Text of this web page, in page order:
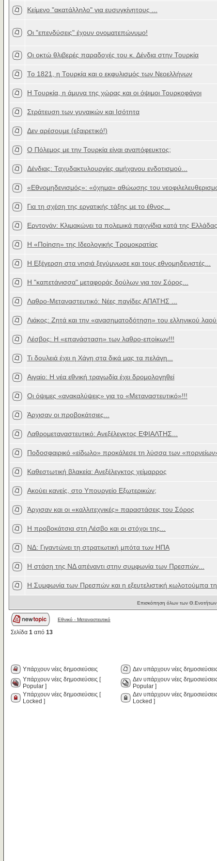
Κείμενο "ακατάλληλο" για ευσυγκίνητους ...
Οι "επενδύσεις" έχουν ονοματεπώνυμο!
Οι οκτώ θλιβερές παραδοχές του κ. Δένδια στην Τουρκία
Το 1821, η Τουρκία και ο εκφυλισμός των Νεοελλήνων
Η Τουρκία, η άμυνα της χώρας και οι όψιμοι Τουρκοφάγοι
Στράτευση των γυναικών και Ισότητα
Δεν αρέσουμε (εξαιρετικό!)
Ο Πόλεμος με την Τουρκία είναι αναπόφευκτος;
Δένδιας: Ταχυδακτυλουργίες αμήχανου ενδοτισμού...
«Εθνομηδενισμός»: «όχημα» αθώωσης του
Για τη σχέση της εργατικής τάξης με το έθνος...
Ερντογάν: Κλιμακώνει τα πολεμικά παιχνίδια κατά της Ελλάδας
Η «Ποίηση» της Ιδεολογικής Τρομοκρατίας
Η Εξέγερση στα νησιά ξεγύμνωσε και τους εθνομηδενιστές...
Η "καπετάνισσα" μεταφοράς δούλων για τον Σόρος...
Λαθρο-Μεταναστευτικό: Νέες παγίδες ΑΠΑΤΗΣ ...
Λιάκος: Ζητά και την «ανασηματοδότηση» του ελληνικού
Λέσβος: Η «επανάσταση» των λαθρο-εποίκων!!!
Τι δουλειά έχει η Χάγη στα δικά μας τα πελάγη...
Αιγαίο: Η νέα εθνική τραγωδία έχει δρομολογηθεί
Οι όψιμες «ανακαλύψεις» για το «Μεταναστευτικό»!!!
Άρχισαν οι προβοκάτσιες...
Λαθρομεταναστευτικό: Ανεξέλεγκτος ΕΦΙΑΛΤΗΣ...
Ποδοσφαιρικό «είδωλο» προκάλεσε τη λύσσα των
Καθεστωτική βλακεία: Ανεξέλεγκτος χείμαρρος
Ακούει κανείς, στο Υπουργείο Εξωτερικών;
Άρχισαν και οι «καλλιτεχνικές» παραστάσεις του Σόρος
Η προβοκάτσια στη Λέσβο και οι στόχοι της...
ΝΔ: Γιγαντώνει τη στρατιωτική μπότα των ΗΠΑ
Η στάση της ΝΔ απέναντι στην συμφωνία των Πρεσπών...
Η Συμφωνία των Πρεσπών και η εξευτελιστική κωλοτούμπα
Επισκόπηση όλων των Θ.Ενοτήτων
Εθνικό - Μεταναστευτικό
Σελίδα 1 από 13
Υπάρχουν νέες δημοσιεύσεις
Δεν υπάρχουν νέες
Υπάρχουν νέες δημοσιεύσεις [
Popular ]
Δεν υπάρχουν νέες
Popular ]
Υπάρχουν νέες δημοσιεύσεις [
Locked ]
Δεν υπάρχουν νέες
Locked ]